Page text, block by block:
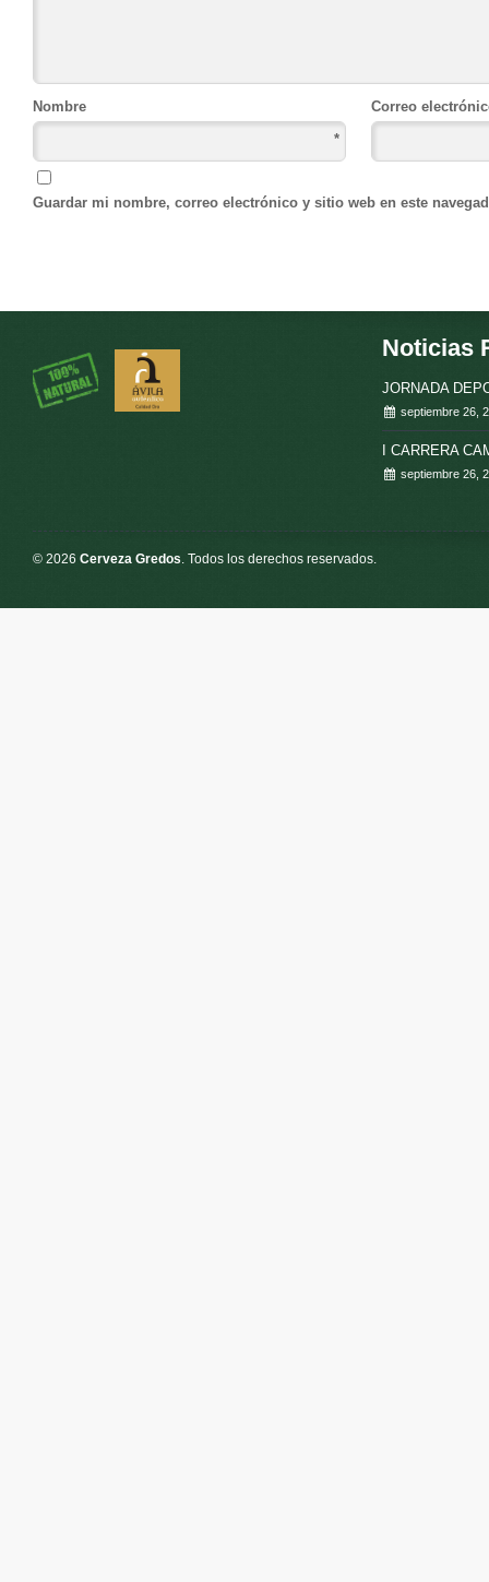
Nombre
*
Correo
Guardar mi nombre, correo electrónico y sitio web en este
Noticias
JORNADA
septiembre 26,
I CARRERA
septiembre 26,
© 2026 Cerveza Gredos. Todos los derechos reservados.